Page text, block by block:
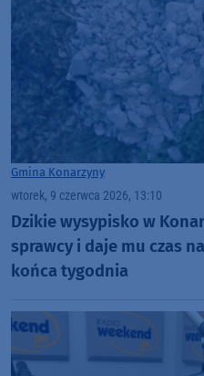
Gmina Konarzyny
wtorek, 9 czerwca 2026, 13:10
Dzikie wysypisko w
sprawcy i daje mu czas
końca tygodnia